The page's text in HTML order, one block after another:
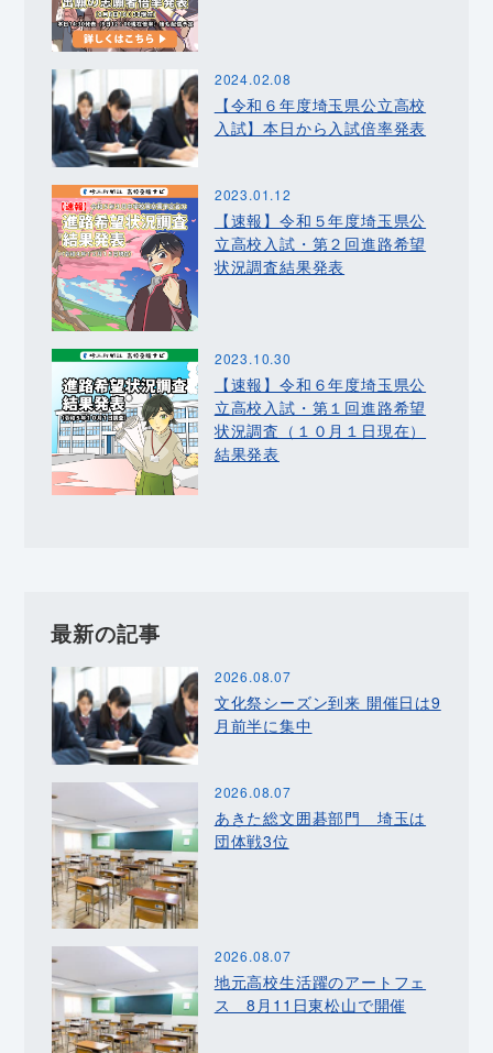
2024.02.08
【令和６年度埼玉県公立高校
入試】本日から入試倍率発表
2023.01.12
【速報】令和５年度埼玉県公
立高校入試・第２回進路希望
状況調査結果発表
2023.10.30
【速報】令和６年度埼玉県公
立高校入試・第１回進路希望
状況調査（１０月１日現在）
結果発表
最新の記事
2026.08.07
文化祭シーズン到来 開催日は9
月前半に集中
2026.08.07
あきた総文囲碁部門 埼玉は
団体戦3位
2026.08.07
地元高校生活躍のアートフェ
ス 8月11日東松山で開催